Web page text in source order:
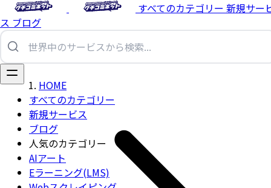
すべてのカテゴリー 新規サー
ス ブログ
すべてのカテゴリー
新規サービス
ブログ
人気のカテゴリー
AIアート
Eラーニング(LMS)
HOME